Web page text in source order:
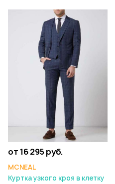
от 16 295 руб.
MCNEAL
Куртка узкого кроя в клетку